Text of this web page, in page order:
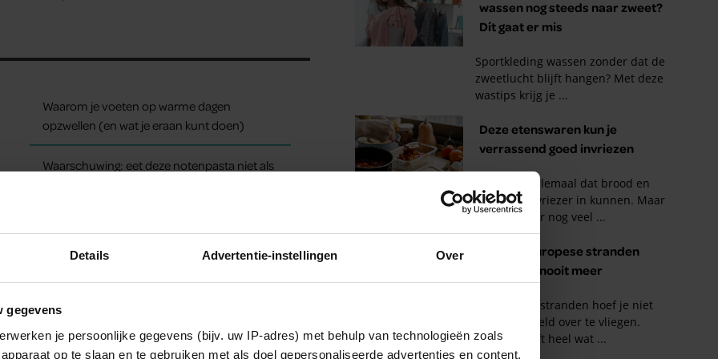
Details Advertentie-instellingen Over
gegevens
je persoonlijke gegevens (bijv. uw IP-adres) met behulp van technologieën zoals
op te slaan en te gebruiken met als doel gepersonaliseerde advertenties en content,
Waarom je voeten op warme dagen
opzwellen (en wat je eraan kunt doen)
Waarschuwing: eet deze notenpasta niet als